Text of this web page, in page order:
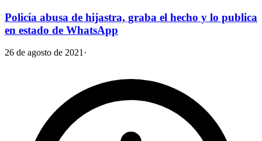
Policía abusa de hijastra, graba el hecho y lo publica
en estado de WhatsApp
26 de agosto de 2021 ·